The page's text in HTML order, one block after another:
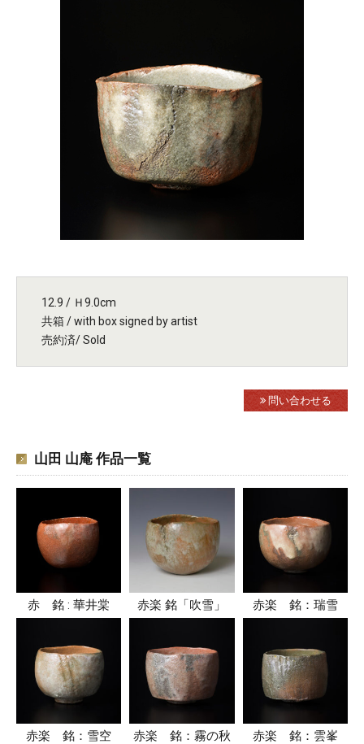
12.9 / Ｈ9.0cm
共箱 / with box signed by artist
売約済/ Sold
問い合わせる
山田 山庵 作品一覧
赤 銘 : 華井棠 赤楽 銘「吹雪」 赤楽 銘：瑞雪
赤楽 銘：雪空 赤楽 銘：霧の秋 赤楽 銘：雲峯